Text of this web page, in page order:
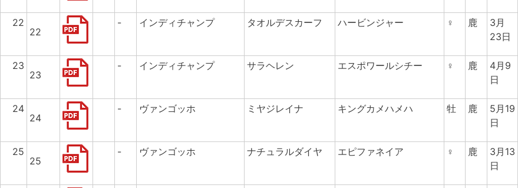
22
22
- インディチャンプ タオルデスカーフ ハービンジャー ♀ 鹿
3月
23日
23
23
- インディチャンプ サラヘレン エスポワールシチー ♀ 鹿
4月9
日
24
24
- ヴァンゴッホ ミヤジレイナ キングカメハメハ 牡 鹿
5月19
日
25
25
- ヴァンゴッホ ナチュラルダイヤ エピファネイア ♀ 鹿
3月13
日